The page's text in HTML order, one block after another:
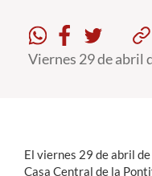
Estudiantes
Viernes 29 de abril
El viernes 29 de abril
Casa Central de la